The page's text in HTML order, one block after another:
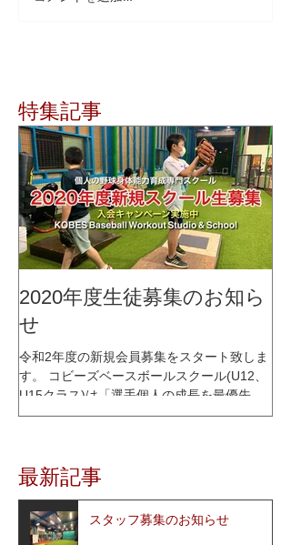
特集記事
2020年度生徒募集のお知ら
せ
令和2年度の新規会員募集をスタート致しま
す。 コビーズベースボールスクール(U12、
U15クラス)は「選手個人の成長を最優先に
考える」をコンセプトに、少人数制スクー
レッスン内容はコビーズ代表...
最新記事
スタッフ募集のお知らせ